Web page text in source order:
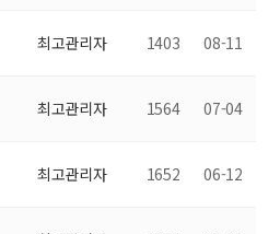
최고관리자 1403 08-11
최고관리자 1564 07-04
최고관리자 1652 06-12